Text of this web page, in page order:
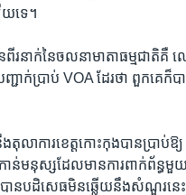
យ​ទេ។​
ពីរនាក់​នៃ​ចលនា​មាតា​ធម្មជាតិ​គឺ
ញ្ជាក់​ប្រាប់ ​VOA ​ដែរថា​ ពួកគេ​ក៏​
ង​តុលាការ​ខេត្ត​កោះកុង​បាន​ប្រាប់​ឱ្
ន់​មនុស្ស​ដែល​មាន​ការពាក់​ព័ន្ធ​មួ
ន​បដិសេធ​មិន​ឆ្លើយ​នឹង​សំណួរ​នេះ​